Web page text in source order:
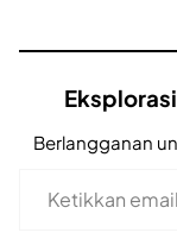
Berlangganan